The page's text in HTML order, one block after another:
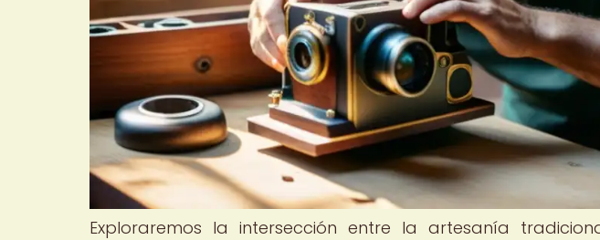
Exploraremos la intersección entre la artesanía